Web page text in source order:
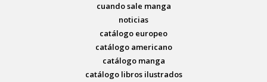
cuando sale manga
noticias
catálogo europeo
catálogo americano
catálogo manga
catálogo libros ilustrados